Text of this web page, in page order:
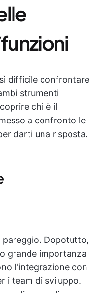
difficile confrontare
strumenti
chi è il
a confronto le
darti una risposta.
pareggio. Dopotutto,
grande importanza
l'integrazione con
i team di sviluppo.